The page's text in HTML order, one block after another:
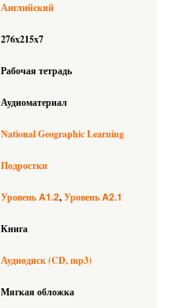
Английский
276x215x7
Рабочая тетрадь
Аудиоматериал
National Geographic Learning
Подростки
УровеньA1.2 УровеньA2.1
Книга
Аудиодиск (CD, mp3)
Мягкая обложка